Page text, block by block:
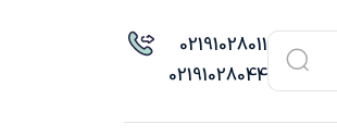
02191028011
02191028044